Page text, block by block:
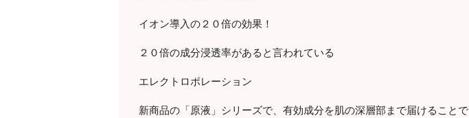
イオン導入の２０倍の効果！
２０倍の成分浸透率があると言われている
エレクトロポレーション
新商品の「原液」シリーズで、有効成分を肌の深層部まで届けることで